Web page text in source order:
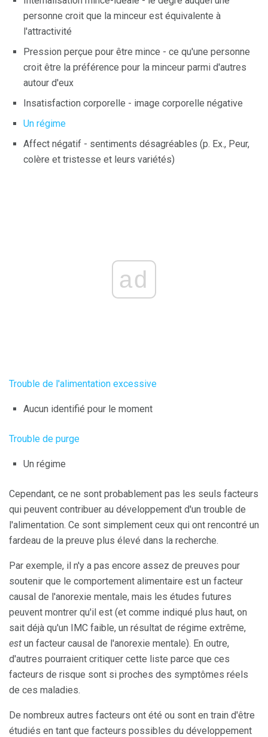
personne croit que la minceur est équivalente à
l'attractivité
Pression perçue pour être mince - ce qu'une personne
croit être la préférence pour la minceur parmi d'autres
autour d'eux
Insatisfaction corporelle - image corporelle négative
Un régime
Affect négatif - sentiments désagréables (p. Ex., Peur,
colère et tristesse et leurs variétés)
ad
Trouble de l'alimentation excessive
Aucun identifié pour le moment
Trouble de purge
Un régime
Cependant, ce ne sont probablement pas les seuls facteurs
qui peuvent contribuer au développement d'un trouble de
l'alimentation. Ce sont simplement ceux qui ont rencontré un
fardeau de la preuve plus élevé dans la recherche.
Par exemple, il n'y a pas encore assez de preuves pour
soutenir que le comportement alimentaire est un facteur
causal de l'anorexie mentale, mais les études futures
peuvent montrer qu'il est (et comme indiqué plus haut, on
sait déjà qu'un IMC faible, un résultat de régime extrême,
est un facteur causal de l'anorexie mentale). En outre,
d'autres pourraient critiquer cette liste parce que ces
facteurs de risque sont si proches des symptômes réels
de ces maladies.
De nombreux autres facteurs ont été ou sont en train d'être
étudiés en tant que facteurs possibles du développement